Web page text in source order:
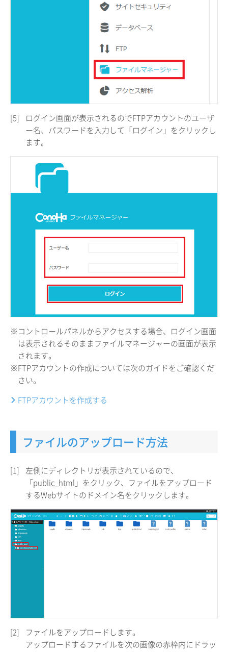
[5]
ログイン画面が表示されるのでFTPアカウントのユーザ
ー名、パスワードを入力して「ログイン」をクリックし
ます。
※コントロールパネルからアクセスする場合、ログイン画面
は表示されるそのままファイルマネージャーの画面が表示
されます。
※FTPアカウントの作成については次のガイドをご確認くだ
さい。
FTPアカウントを作成する
ファイルのアップロード方法
[1]
左側にディレクトリが表示されているので、
「public_html」をクリック、ファイルをアップロード
するWebサイトのドメイン名をクリックします。
[2]
ファイルをアップロードします。
アップロードするファイルを次の画像の赤枠内にドラッ